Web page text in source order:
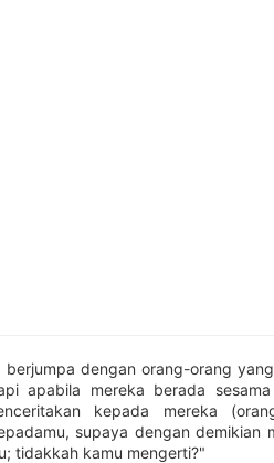
berjumpa dengan orang-orang
apabila mereka berada
kepada mereka
supaya dengan demikian
tidakkah kamu mengerti?"